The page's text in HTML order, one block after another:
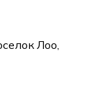
Лоо,